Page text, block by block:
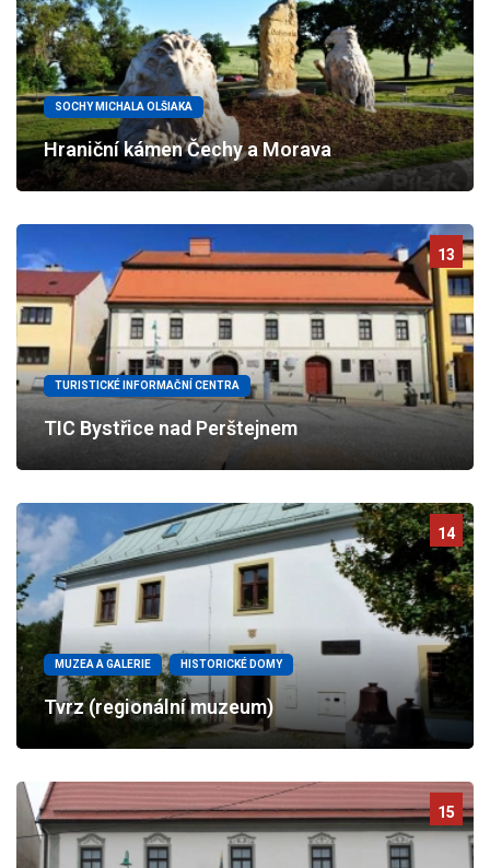
SOCHY MICHALA OLŠIAKA
Hraniční kámen Čechy a Morava
13
TURISTICKÉ INFORMAČNÍ CENTRA
TIC Bystřice nad Perštejnem
14
MUZEA A GALERIE HISTORICKÉ DOMY
Tvrz (regionální muzeum)
15